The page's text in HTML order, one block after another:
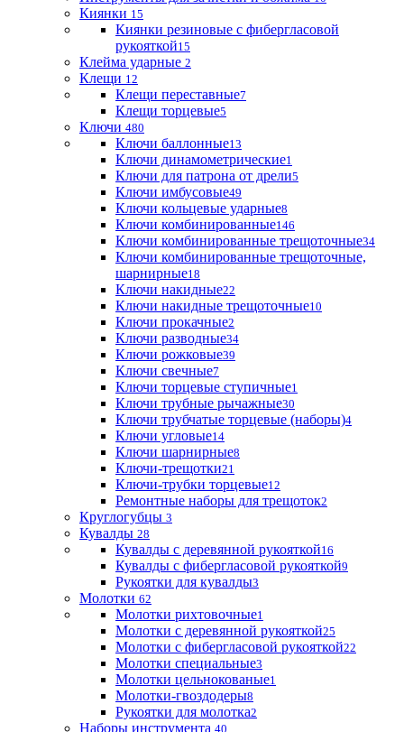
Киянки 15
Киянки резиновые с фибергласовой
рукояткой15
Клейма ударные 2
Клещи 12
Клещи переставные7
Клещи торцевые5
Ключи 480
Ключи баллонные13
Ключи динамометрические1
Ключи для патрона от дрели5
Ключи имбусовые49
Ключи кольцевые ударные8
Ключи комбинированные146
Ключи комбинированные трещоточные34
Ключи комбинированные трещоточные,
шарнирные18
Ключи накидные22
Ключи накидные трещоточные10
Ключи прокачные2
Ключи разводные34
Ключи рожковые39
Ключи свечные7
Ключи торцевые ступичные1
Ключи трубные рычажные30
Ключи трубчатые торцевые (наборы)4
Ключи угловые14
Ключи шарнирные8
Ключи-трещотки21
Ключи-трубки торцевые12
Ремонтные наборы для трещоток2
Круглогубцы 3
Кувалды 28
Кувалды с деревянной рукояткой16
Кувалды с фибергласовой рукояткой9
Рукоятки для кувалды3
Молотки 62
Молотки рихтовочные1
Молотки с деревянной рукояткой25
Молотки с фибергласовой рукояткой22
Молотки специальные3
Молотки цельнокованые1
Молотки-гвоздодеры8
Рукоятки для молотка2
Наборы инструмента 40